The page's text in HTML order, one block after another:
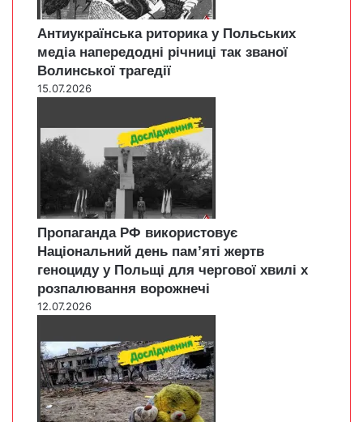
Антиукраїнська риторика у Польських
медіа напередодні річниці так званої
Волинської трагедії
15.07.2026
Пропаганда РФ використовує
Національний день пам’яті жертв
геноциду у Польщі для чергової хвилі х
розпалювання ворожнечі
12.07.2026